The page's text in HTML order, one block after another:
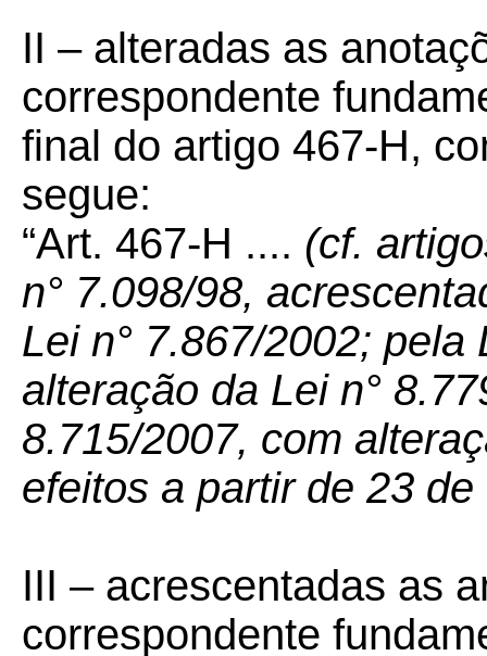
II – alteradas as
correspondente
final do artigo 467-H,
segue:
“Art. 467-H .... (cf.
n° 7.098/98,
Lei n° 7.867/2002; pela
alteração da Lei n°
8.715/2007, com
efeitos a partir de 23
III – acrescentadas as
correspondente